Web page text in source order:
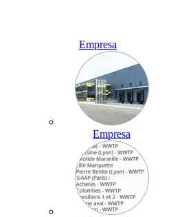
Empresa
Empresa